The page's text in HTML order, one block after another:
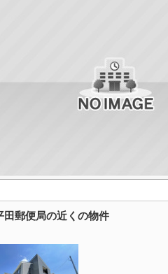
田郵便局の近くの物件